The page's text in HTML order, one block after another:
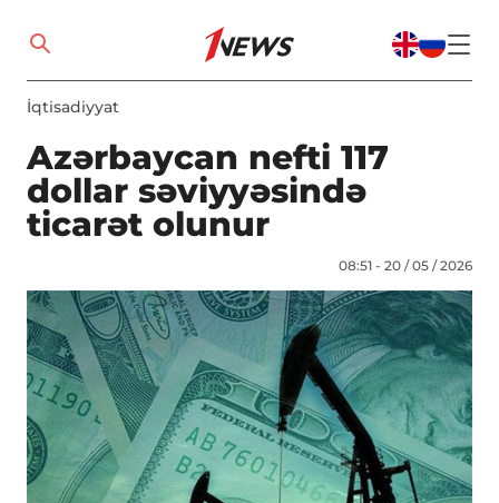
İqtisadiyyat
Azərbaycan nefti 117
dollar səviyyəsində
ticarət olunur
08:51 - 20 / 05 / 2026